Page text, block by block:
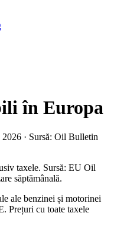
în Europa
2026 · Sursă: Oil Bulletin
taxele. Sursă: EU Oil
săptămânală.
ale benzinei și motorinei
Prețuri cu toate taxele